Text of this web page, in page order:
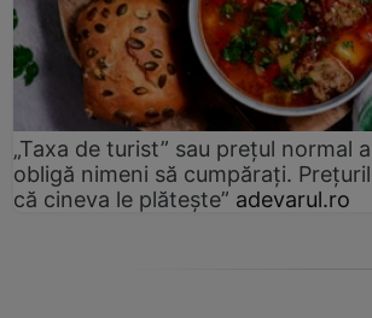
„Taxa de turist” sau prețul normal
obligă nimeni să cumpărați.
că cineva le plătește” adevarul.ro